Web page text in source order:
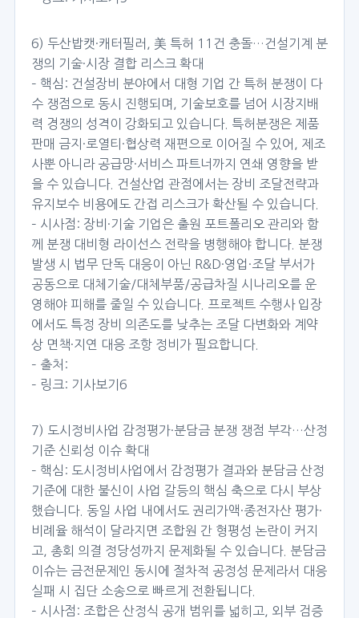
6) 두산밥캣·캐터필러, 美 특허 11건 충돌…건설기계 분
쟁의 기술·시장 결합 리스크 확대
– 핵심: 건설장비 분야에서 대형 기업 간 특허 분쟁이 다
수 쟁점으로 동시 진행되며, 기술보호를 넘어 시장지배
력 경쟁의 성격이 강화되고 있습니다. 특허분쟁은 제품
판매 금지·로열티·협상력 재편으로 이어질 수 있어, 제조
사뿐 아니라 공급망·서비스 파트너까지 연쇄 영향을 받
을 수 있습니다. 건설산업 관점에서는 장비 조달전략과
유지보수 비용에도 간접 리스크가 확산될 수 있습니다.
– 시사점: 장비·기술 기업은 출원 포트폴리오 관리와 함
께 분쟁 대비형 라이선스 전략을 병행해야 합니다. 분쟁
발생 시 법무 단독 대응이 아닌 R&D·영업·조달 부서가
공동으로 대체기술/대체부품/공급차질 시나리오를 운
영해야 피해를 줄일 수 있습니다. 프로젝트 수행사 입장
에서도 특정 장비 의존도를 낮추는 조달 다변화와 계약
상 면책·지연 대응 조항 정비가 필요합니다.
– 출처:
– 링크: 기사보기6
7) 도시정비사업 감정평가·분담금 분쟁 쟁점 부각…산정
기준 신뢰성 이슈 확대
– 핵심: 도시정비사업에서 감정평가 결과와 분담금 산정
기준에 대한 불신이 사업 갈등의 핵심 축으로 다시 부상
했습니다. 동일 사업 내에서도 권리가액·종전자산 평가·
비례율 해석이 달라지면 조합원 간 형평성 논란이 커지
고, 총회 의결 정당성까지 문제화될 수 있습니다. 분담금
이슈는 금전문제인 동시에 절차적 공정성 문제라서 대응
실패 시 집단 소송으로 빠르게 전환됩니다.
– 시사점: 조합은 산정식 공개 범위를 넓히고, 외부 검증